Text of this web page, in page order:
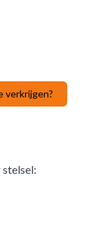
verkrijgen?